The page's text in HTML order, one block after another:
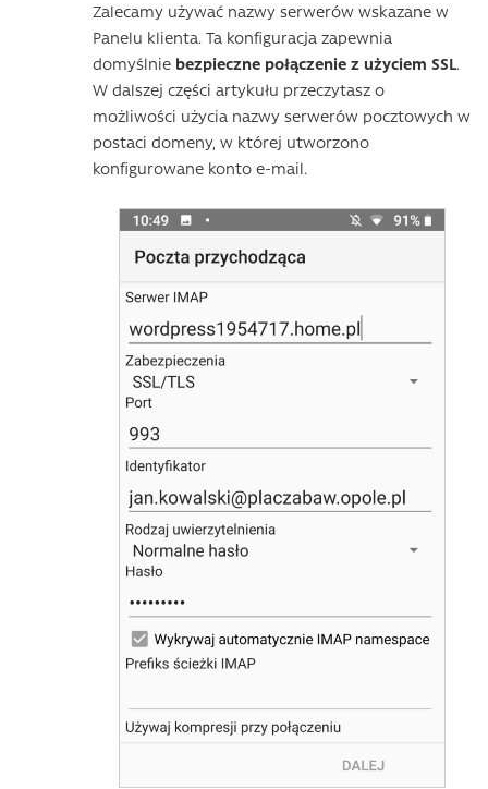
Zalecamy używać nazwy serwerów wskazane w
Panelu klienta. Ta konfiguracja zapewnia
domyślnie bezpieczne połączenie z użyciem SSL.
W dalszej części artykułu przeczytasz o
możliwości użycia nazwy serwerów pocztowych w
postaci domeny, w której utworzono
konfigurowane konto e-mail.